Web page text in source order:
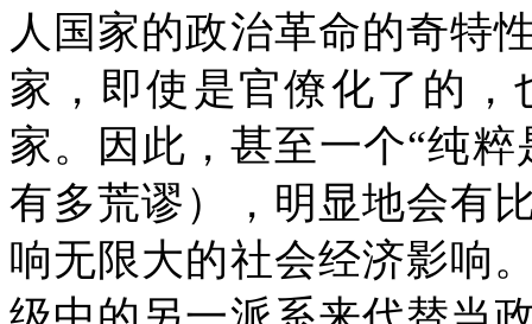
人国家的政治革命的奇特
家，即使是官僚化了的
家。因此，甚至一个“纯
有多荒谬），明显地会有
响无限大的社会经济影响